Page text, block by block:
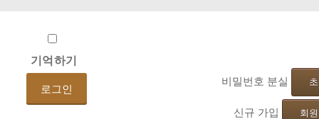
기억하기
비밀번호 분실
신규 가입 회